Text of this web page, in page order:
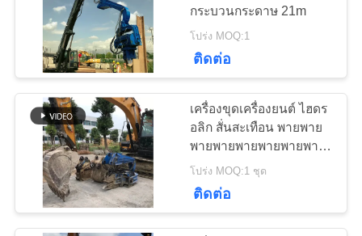
ใบ
เสนอ
ราคา
แผนผัง
เครื่องขับกระบะ 360
องศา
15
กระบวนกระดาษ 21m
โปร่ง MOQ:1
ติดต่อ
เครื่องขุดเครื่องยนต์ ไฮดร
อลิก สั่นสะเทือน พายพาย
พายพายพายพายพายพาย
พายพาย
โปร่ง MOQ:1 ชุด
ติดต่อ